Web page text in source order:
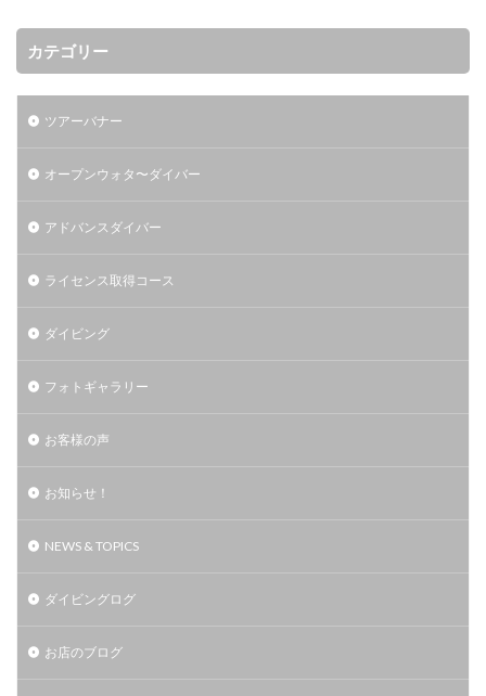
カテゴリー
ツアーバナー
オープンウォタ〜ダイバー
アドバンスダイバー
ライセンス取得コース
ダイビング
フォトギャラリー
お客様の声
お知らせ！
NEWS & TOPICS
ダイビングログ
お店のブログ